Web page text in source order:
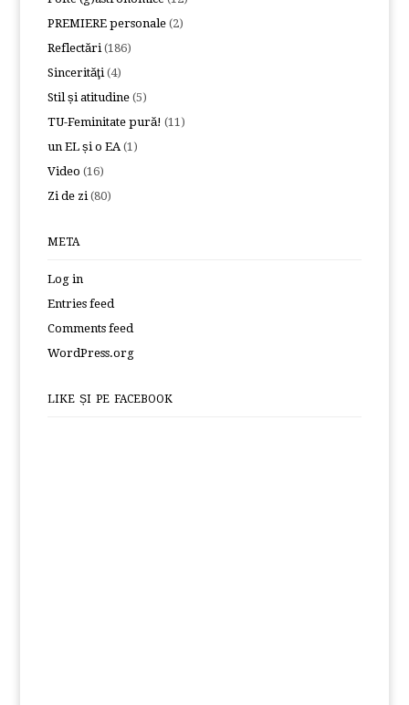
PREMIERE personale (2)
Reflectări(186)
Sincerităţi(4)
Stil și atitudine (5)
TU-Feminitate pură! (11)
un EL și o EA(1)
Video (16)
Zi de zi(80)
META
Log in
Entries feed
Comments feed
WordPress.org
LIKE ȘI PE FACEBOOK